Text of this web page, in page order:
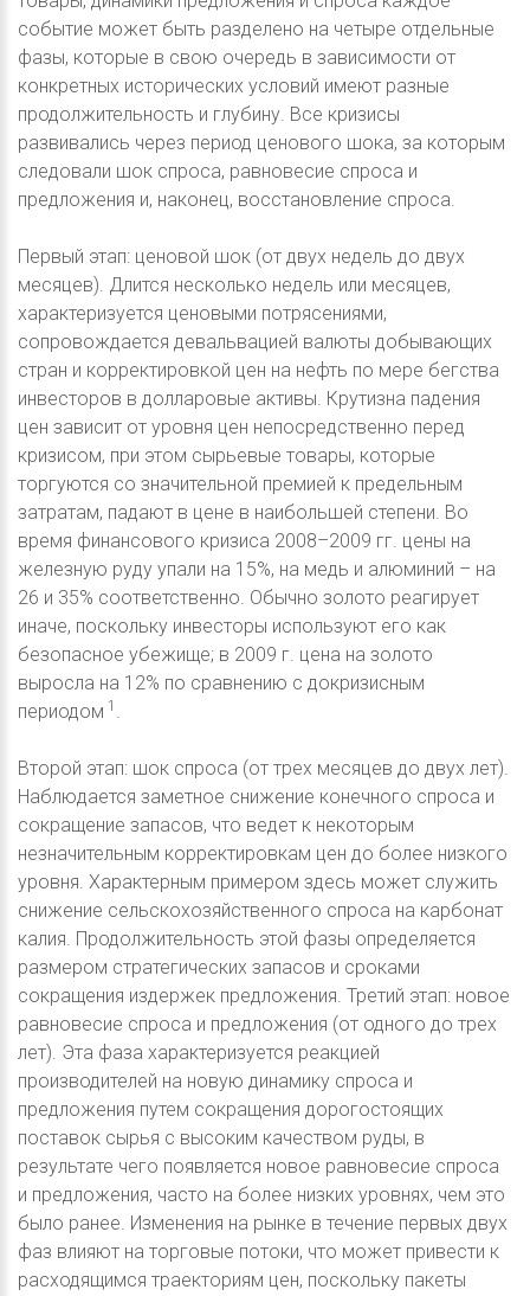
событие может быть разделено на четыре отдельные
фазы, которые в свою очередь в зависимости от
конкретных исторических условий имеют разные
продолжительность и глубину. Все кризисы
развивались через период ценового шока, за которым
следовали шок спроса, равновесие спроса и
предложения и, наконец, восстановление спроса.
Первый этап: ценовой шок (от двух недель до двух
месяцев). Длится несколько недель или месяцев,
характеризуется ценовыми потрясениями,
сопровождается девальвацией валюты добывающих
стран и корректировкой цен на нефть по мере бегства
инвесторов в долларовые активы. Крутизна падения
цен зависит от уровня цен непосредственно перед
кризисом, при этом сырьевые товары, которые
торгуются со значительной премией к предельным
затратам, падают в цене в наибольшей степени. Во
время финансового кризиса 2008–2009 гг. цены на
железную руду упали на 15%, на медь и алюминий – на
26 и 35% соответственно. Обычно золото реагирует
иначе, поскольку инвесторы используют его как
безопасное убежище; в 2009 г. цена на золото
выросла на 12% по сравнению с докризисным
периодом 1 .
Второй этап: шок спроса (от трех месяцев до двух лет).
Наблюдается заметное снижение конечного спроса и
сокращение запасов, что ведет к некоторым
незначительным корректировкам цен до более низкого
уровня. Характерным примером здесь может служить
снижение сельскохозяйственного спроса на карбонат
калия. Продолжительность этой фазы определяется
размером стратегических запасов и сроками
сокращения издержек предложения. Третий этап: новое
равновесие спроса и предложения (от одного до трех
лет). Эта фаза характеризуется реакцией
производителей на новую динамику спроса и
предложения путем сокращения дорогостоящих
поставок сырья с высоким качеством руды, в
результате чего появляется новое равновесие спроса
и предложения, часто на более низких уровнях, чем это
было ранее. Изменения на рынке в течение первых двух
фаз влияют на торговые потоки, что может привести к
расходящимся траекториям цен, поскольку пакеты